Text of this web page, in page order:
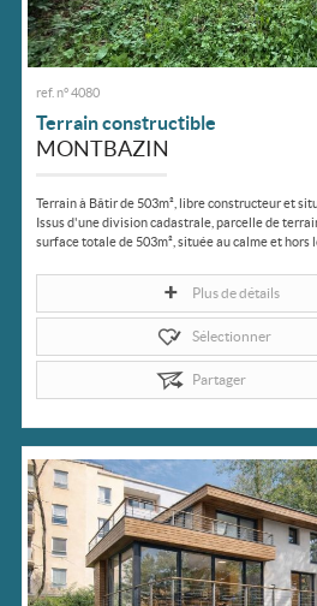
ref. n° 4080
Terrain constructible
MONTBAZIN
Terrain à Bâtir de 503m², libre constructeur et
Issus d'une division cadastrale, parcelle de
surface totale de 503m², située au calme et hors
Plus de détails
Sélectionner
Partager